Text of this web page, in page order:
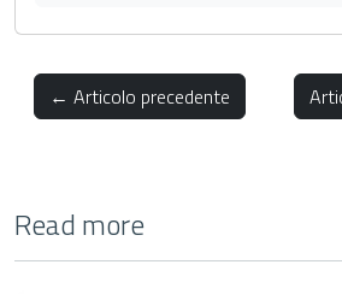
← Articolo precedente
Read more